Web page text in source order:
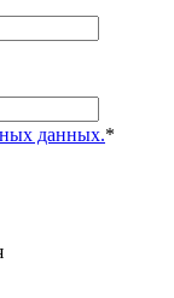
данных.*